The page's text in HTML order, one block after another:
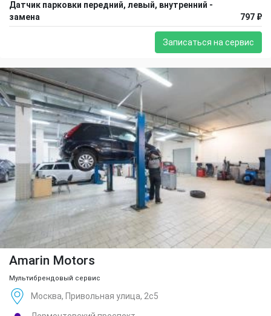
Датчик парковки передний, левый, внутренний -
замена
797 ₽
Записаться на сервис
Amarin Motors
Мультибрендовый сервис
Москва, Привольная улица, 2с5